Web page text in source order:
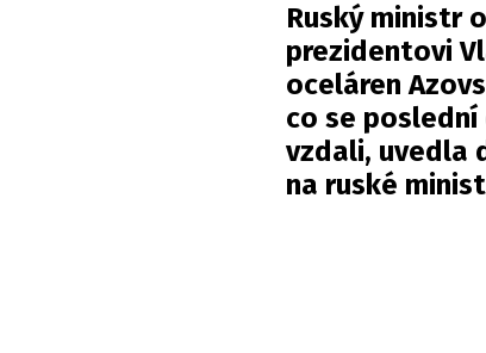
Ruský ministr
prezidentovi
oceláren
co se
vzdali, uvedla
na ruské